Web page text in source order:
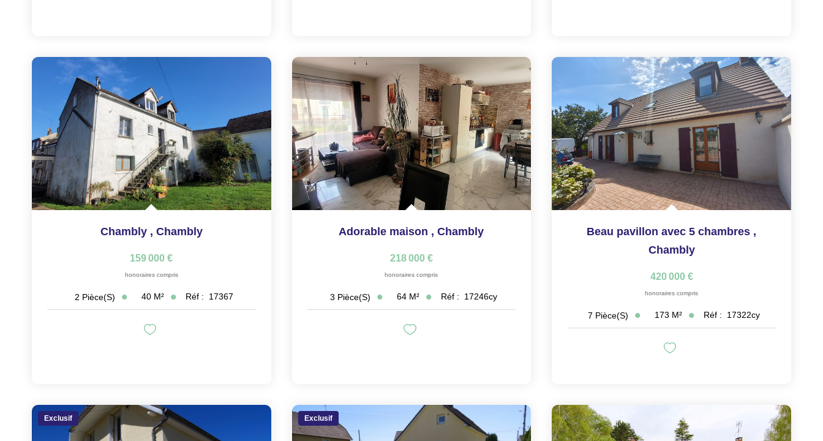
Chambly , Chambly
159 000 €
honoraires compris
2 Pièce(s) 40 M² Réf : 17367
Adorable maison ,Chambly
218 000 €
honoraires compris
3 Pièce(s) 64 M² Réf : 17246cy
Beau pavillon avec 5 chambres ,
Chambly
420 000 €
honoraires compris
7 Pièce(s) 173 M² Réf : 17322cy
Exclusif Exclusif